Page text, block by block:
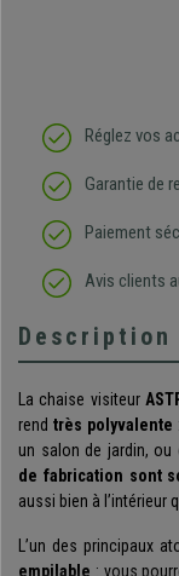
Réglez vos
Garantie de
Paiement
Avis clients
Description
La chaise visiteur
rend très polyvalente
un salon de jardin, ou
de fabrication sont
aussi bien à l’intérieur
L’un des principaux
empilable : vous